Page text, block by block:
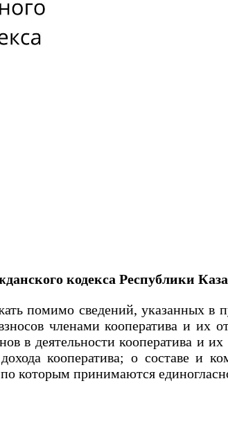
кодекса Республики
помимо сведений, указанных в
членами кооператива и их
в деятельности кооператива и
кооператива; о составе и
которым принимаются